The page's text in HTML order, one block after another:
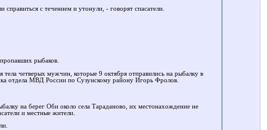
с течением и утонули, - говорят спасатели.
пропавших рыбаков.
четверых мужчин, которые 9 октября отправились на рыбалку в
отдела МВД России по Сузунскому району Игорь Фролов.
на берег Оби около села Тараданово, их местонахождение не
и местные жители.